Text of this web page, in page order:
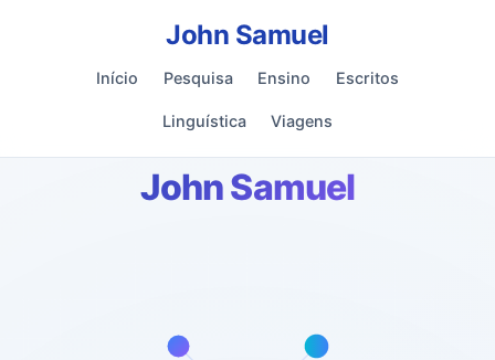
John Samuel
Início Pesquisa Ensino Escritos
Linguística Viagens
John Samuel